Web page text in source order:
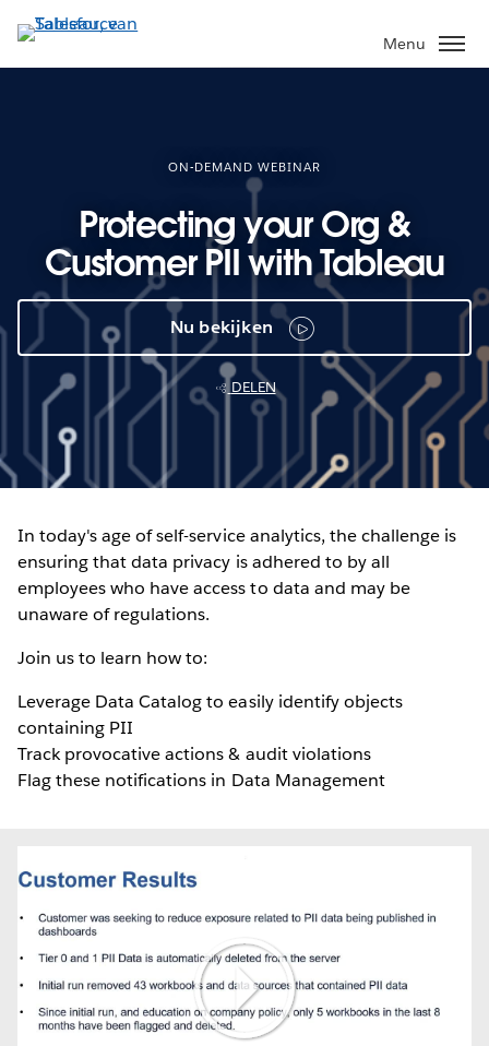
Verder
naar
hoofdinhoud
Menu
ON-DEMAND WEBINAR
Protecting your Org &
Customer PII with Tableau
Nu bekijken
DELEN
In today's age of self-service analytics, the challenge is
ensuring that data privacy is adhered to by all
employees who have access to data and may be
unaware of regulations.
Join us to learn how to:
Leverage Data Catalog to easily identify objects
containing PII
Track provocative actions & audit violations
Flag these notifications in Data Management